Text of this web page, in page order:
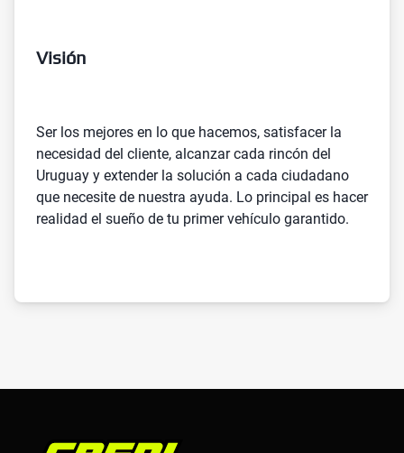
Visión
Ser los mejores en lo que hacemos, satisfacer la
necesidad del cliente, alcanzar cada rincón del
Uruguay y extender la solución a cada ciudadano
que necesite de nuestra ayuda. Lo principal es hacer
realidad el sueño de tu primer vehículo garantido.